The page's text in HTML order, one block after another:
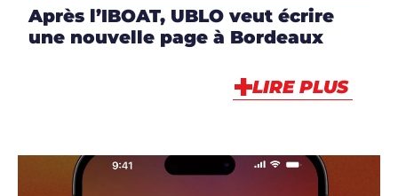
Après l’IBOAT, UBLO veut écrire
une nouvelle page à Bordeaux
LIRE PLUS